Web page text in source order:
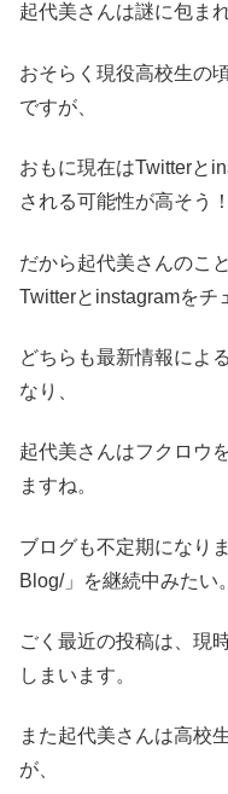
起代美さんは謎に包ま
おそらく現役高校生の
ですが、
おもに現在はTwitterと
される可能性が高そう！
だから起代美さんのこ
Twitterとinstagramをチ
どちらも最新情報によ
なり、
起代美さんはフクロウ
ますね。
ブログも不定期になり
Blog/」を継続中みたい。
ごく最近の投稿は、現
しまいます。
また起代美さんは高校
が、